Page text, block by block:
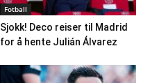
Fotball
Sjokk! Deco reiser til Madrid
for å hente Julián Álvarez